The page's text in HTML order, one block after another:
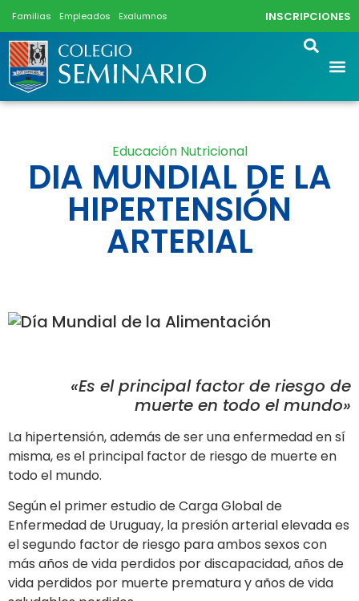
Familias Empleados Exalumnos INSCRIPCIONES
Educación Nutricional
DIA MUNDIAL DE LA
HIPERTENSIÓN
ARTERIAL
«Es el principal factor de riesgo de
muerte en todo el mundo»
La hipertensión, además de ser una enfermedad en sí
misma, es el principal factor de riesgo de muerte en
todo el mundo.
Según el primer estudio de Carga Global de
Enfermedad de Uruguay, la presión arterial elevada es
el segundo factor de riesgo para ambos sexos con
más años de vida perdidos por discapacidad, años de
vida perdidos por muerte prematura y años de vida